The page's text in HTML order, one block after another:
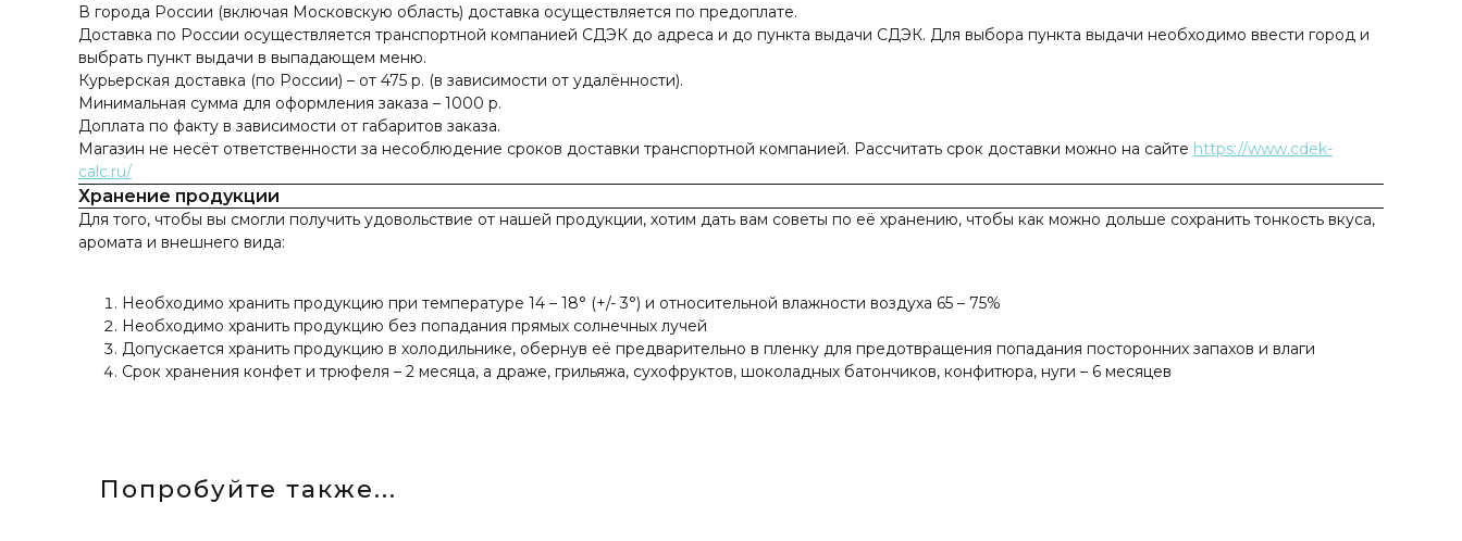
В города России (включая Московскую область) доставка осуществляется по предоплате.
Доставка по России осуществляется транспортной компанией СДЭК до адреса и до пункта выдачи СДЭК. Для выбора пункта выдачи необходимо ввести город и
выбрать пункт выдачи в выпадающем меню.
Курьерская доставка (по России) – от 475 р. (в зависимости от удалённости).
Минимальная сумма для оформления заказа – 1000 р.
Доплата по факту в зависимости от габаритов заказа.
Магазин не несёт ответственности за несоблюдение сроков доставки транспортной компанией. Рассчитать срок доставки можно на сайте https://www.cdek-
calc.ru/
Хранение продукции
Для того, чтобы вы смогли получить удовольствие от нашей продукции, хотим дать вам советы по её хранению, чтобы как можно дольше сохранить тонкость вкуса,
аромата и внешнего вида:
Необходимо хранить продукцию при температуре 14 – 18° (+/- 3°) и относительной влажности воздуха 65 – 75%
Необходимо хранить продукцию без попадания прямых солнечных лучей
Допускается хранить продукцию в холодильнике, обернув её предварительно в пленку для предотвращения попадания посторонних запахов и влаги
Срок хранения конфет и трюфеля – 2 месяца, а драже, грильяжа, сухофруктов, шоколадных батончиков, конфитюра, нуги – 6 месяцев
Попробуйте также...